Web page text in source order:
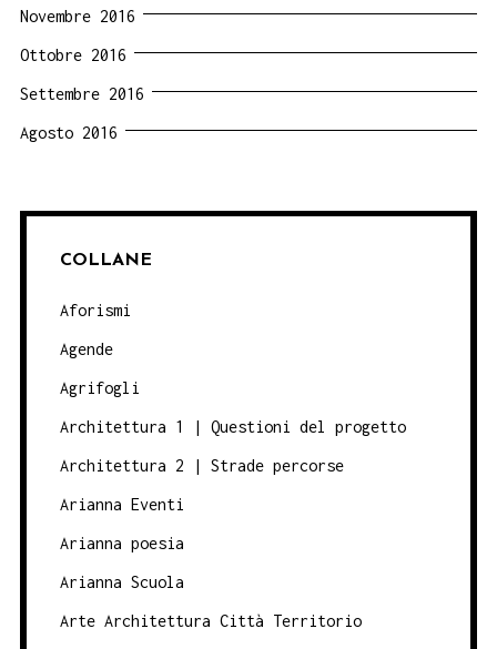
Novembre 2016
Ottobre 2016
Settembre 2016
Agosto 2016
COLLANE
Aforismi
Agende
Agrifogli
Architettura 1 | Questioni del progetto
Architettura 2 | Strade percorse
Arianna Eventi
Arianna poesia
Arianna Scuola
Arte Architettura Città Territorio